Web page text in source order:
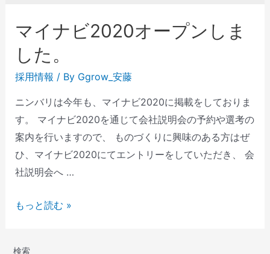
マイナビ2020オープンしま
した。
採用情報 / By Ggrow_安藤
ニンバリは今年も、マイナビ2020に掲載をしておりま
す。 マイナビ2020を通じて会社説明会の予約や選考の
案内を行いますので、 ものづくりに興味のある方はぜ
ひ、マイナビ2020にてエントリーをしていただき、 会
社説明会へ …
もっと読む »
検索